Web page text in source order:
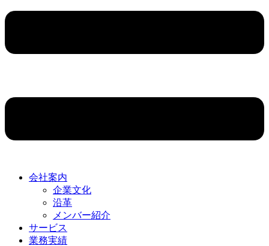
会社案内
企業文化
沿革
メンバー紹介
サービス
業務実績